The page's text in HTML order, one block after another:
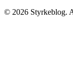
© 2026 Styrkeblog.